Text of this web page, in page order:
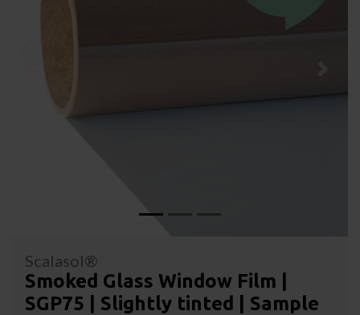
Previous
Scalasol®
Smoked Glass Window Film |
SGP75 | Slightly tinted | Sample